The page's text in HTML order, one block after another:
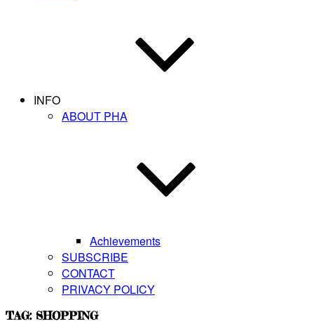
INFO
ABOUT PHA
Achievements
SUBSCRIBE
CONTACT
PRIVACY POLICY
TAG: SHOPPING